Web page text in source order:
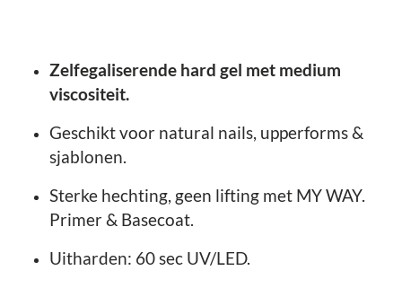
Zelfegaliserende hard gel met medium
viscositeit.
Geschikt voor natural nails, upperforms &
sjablonen.
Sterke hechting, geen lifting met MY WAY.
Primer & Basecoat.
Uitharden: 60 sec UV/LED.